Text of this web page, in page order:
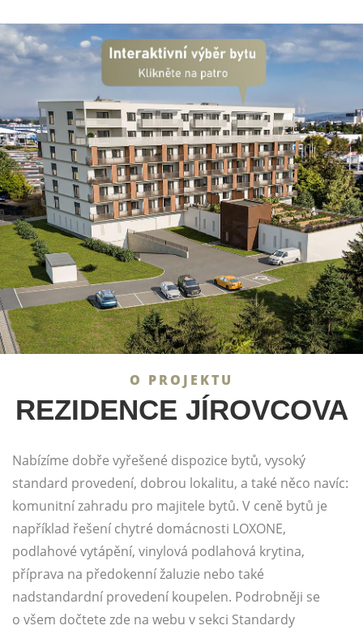
O PROJEKTU
REZIDENCE JÍROVCOVA
Nabízíme dobře vyřešené dispozice bytů, vysoký
standard provedení, dobrou lokalitu, a také něco navíc:
komunitní zahradu pro majitele bytů. V ceně bytů je
například řešení chytré domácnosti LOXONE,
podlahové vytápění, vinylová podlahová krytina,
příprava na předokenní žaluzie nebo také
nadstandardní provedení koupelen. Podrobněji se
o všem dočtete zde na webu v sekci Standardy